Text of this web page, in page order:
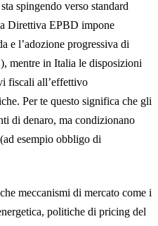
spingendo verso standard
Direttiva EPBD impone
e l’adozione progressiva di
mentre in Italia le disposizioni
fiscali all’effettivo
Per te questo significa che gli
di denaro, ma condizionano
esempio obbligo di
meccanismi di mercato come i
politiche di pricing del